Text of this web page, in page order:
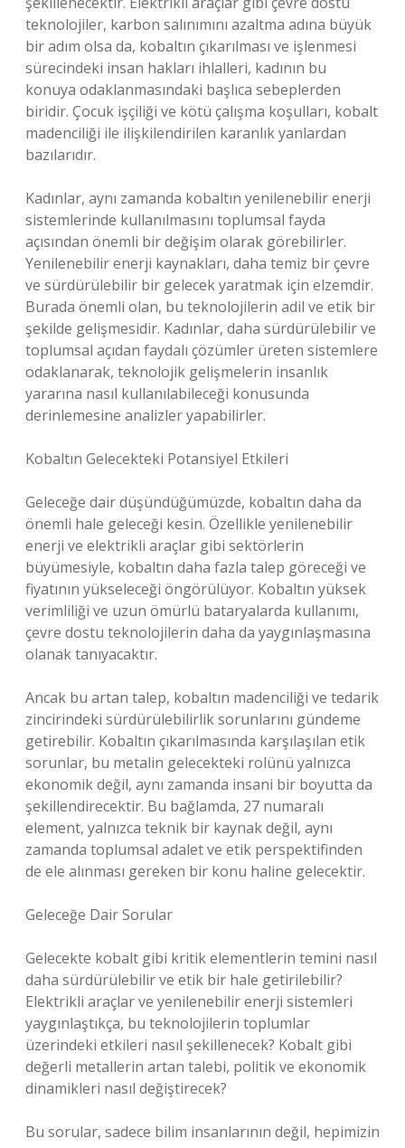
teknolojiler, karbon salınımını azaltma adına büyük
bir adım olsa da, kobaltın çıkarılması ve işlenmesi
sürecindeki insan hakları ihlalleri, kadının bu
konuya odaklanmasındaki başlıca sebeplerden
biridir. Çocuk işçiliği ve kötü çalışma koşulları, kobalt
madenciliği ile ilişkilendirilen karanlık yanlardan
bazılarıdır.
Kadınlar, aynı zamanda kobaltın yenilenebilir enerji
sistemlerinde kullanılmasını toplumsal fayda
açısından önemli bir değişim olarak görebilirler.
Yenilenebilir enerji kaynakları, daha temiz bir çevre
ve sürdürülebilir bir gelecek yaratmak için elzemdir.
Burada önemli olan, bu teknolojilerin adil ve etik bir
şekilde gelişmesidir. Kadınlar, daha sürdürülebilir ve
toplumsal açıdan faydalı çözümler üreten sistemlere
odaklanarak, teknolojik gelişmelerin insanlık
yararına nasıl kullanılabileceği konusunda
derinlemesine analizler yapabilirler.
Kobaltın Gelecekteki Potansiyel Etkileri
Geleceğe dair düşündüğümüzde, kobaltın daha da
önemli hale geleceği kesin. Özellikle yenilenebilir
enerji ve elektrikli araçlar gibi sektörlerin
büyümesiyle, kobaltın daha fazla talep göreceği ve
fiyatının yükseleceği öngörülüyor. Kobaltın yüksek
verimliliği ve uzun ömürlü bataryalarda kullanımı,
çevre dostu teknolojilerin daha da yaygınlaşmasına
olanak tanıyacaktır.
Ancak bu artan talep, kobaltın madenciliği ve tedarik
zincirindeki sürdürülebilirlik sorunlarını gündeme
getirebilir. Kobaltın çıkarılmasında karşılaşılan etik
sorunlar, bu metalin gelecekteki rolünü yalnızca
ekonomik değil, aynı zamanda insani bir boyutta da
şekillendirecektir. Bu bağlamda, 27 numaralı
element, yalnızca teknik bir kaynak değil, aynı
zamanda toplumsal adalet ve etik perspektifinden
de ele alınması gereken bir konu haline gelecektir.
Geleceğe Dair Sorular
Gelecekte kobalt gibi kritik elementlerin temini nasıl
daha sürdürülebilir ve etik bir hale getirilebilir?
Elektrikli araçlar ve yenilenebilir enerji sistemleri
yaygınlaştıkça, bu teknolojilerin toplumlar
üzerindeki etkileri nasıl şekillenecek? Kobalt gibi
değerli metallerin artan talebi, politik ve ekonomik
dinamikleri nasıl değiştirecek?
Bu sorular, sadece bilim insanlarının değil, hepimizin